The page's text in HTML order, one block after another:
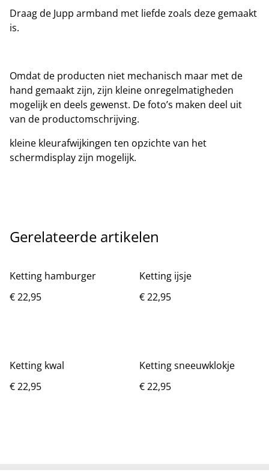
Draag de Jupp armband met liefde zoals deze gemaakt
is.
Omdat de producten niet mechanisch maar met de
hand gemaakt zijn, zijn kleine onregelmatigheden
mogelijk en deels gewenst. De foto’s maken deel uit
van de productomschrijving.
kleine kleurafwijkingen ten opzichte van het
schermdisplay zijn mogelijk.
Gerelateerde artikelen
Ketting hamburger
€ 22,95
Ketting ijsje
€ 22,95
Ketting kwal
€ 22,95
Ketting sneeuwklokje
€ 22,95